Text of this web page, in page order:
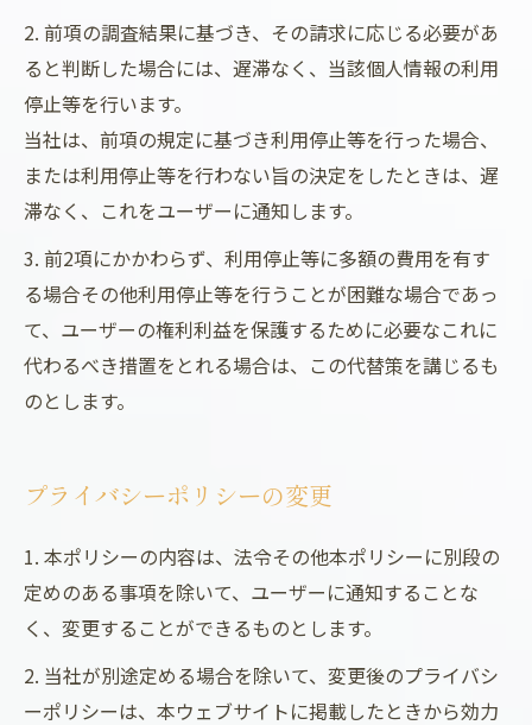
2. 前項の調査結果に基づき、その請求に応じる必要があ
ると判断した場合には、遅滞なく、当該個人情報の利用
停止等を行います。
当社は、前項の規定に基づき利用停止等を行った場合、
または利用停止等を行わない旨の決定をしたときは、遅
滞なく、これをユーザーに通知します。
3. 前2項にかかわらず、利用停止等に多額の費用を有す
る場合その他利用停止等を行うことが困難な場合であっ
て、ユーザーの権利利益を保護するために必要なこれに
代わるべき措置をとれる場合は、この代替策を講じるも
のとします。
プライバシーポリシーの変更
1. 本ポリシーの内容は、法令その他本ポリシーに別段の
定めのある事項を除いて、ユーザーに通知することな
く、変更することができるものとします。
2. 当社が別途定める場合を除いて、変更後のプライバシ
ーポリシーは、本ウェブサイトに掲載したときから効力